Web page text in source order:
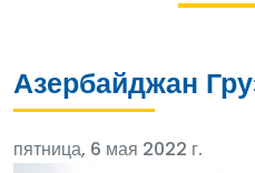
Азербайджан
пятница, 6 мая 2022 г.